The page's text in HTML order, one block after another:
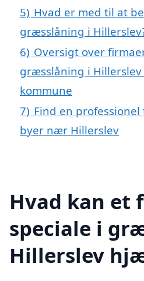
5) Hvad er med til at
græsslåning i
6) Oversigt over
græsslåning i
kommune
7) Find en
byer nær Hillerslev
Hvad kan et
speciale i
Hillerslev